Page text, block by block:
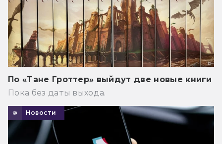
По «Тане Гроттер» выйдут две новые книги
Пока без даты выхода.
Новости